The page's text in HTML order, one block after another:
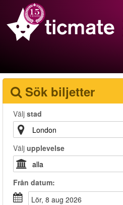
Sök biljetter
Välj stad
Välj upplevelse
Från datum:
lör, 8 aug 2026